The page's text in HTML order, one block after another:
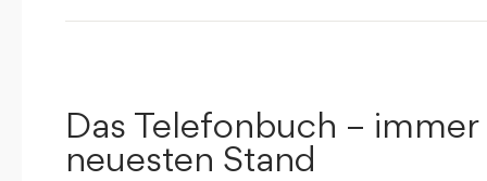
Das Telefonbuch –
neuesten Stand